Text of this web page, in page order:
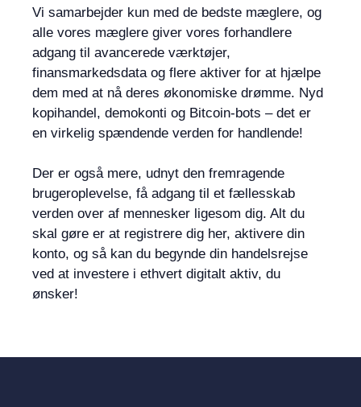
Vi samarbejder kun med de bedste mæglere, og
alle vores mæglere giver vores forhandlere
adgang til avancerede værktøjer,
finansmarkedsdata og flere aktiver for at hjælpe
dem med at nå deres økonomiske drømme. Nyd
kopihandel, demokonti og Bitcoin-bots – det er
en virkelig spændende verden for handlende!
Der er også mere, udnyt den fremragende
brugeroplevelse, få adgang til et fællesskab
verden over af mennesker ligesom dig. Alt du
skal gøre er at registrere dig her, aktivere din
konto, og så kan du begynde din handelsrejse
ved at investere i ethvert digitalt aktiv, du
ønsker!